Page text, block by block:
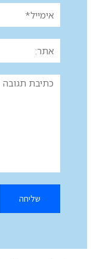
אימייל*
אתר:
תגובה